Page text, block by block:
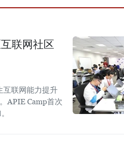
联网社区
互联网能力提升
APIE Camp首次